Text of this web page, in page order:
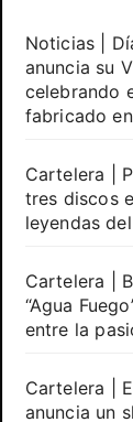
Noticias |
anuncia su
celebrando
fabricado
Cartelera |
tres discos
leyendas
Cartelera |
“Agua
entre la
Cartelera |
anuncia un